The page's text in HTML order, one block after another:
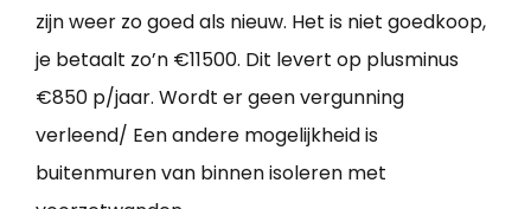
zijn weer zo goed als nieuw. Het is niet goedkoop,
je betaalt zo’n €11500. Dit levert op plusminus
€850 p/jaar. Wordt er geen vergunning
verleend/ Een andere mogelijkheid is
buitenmuren van binnen isoleren met